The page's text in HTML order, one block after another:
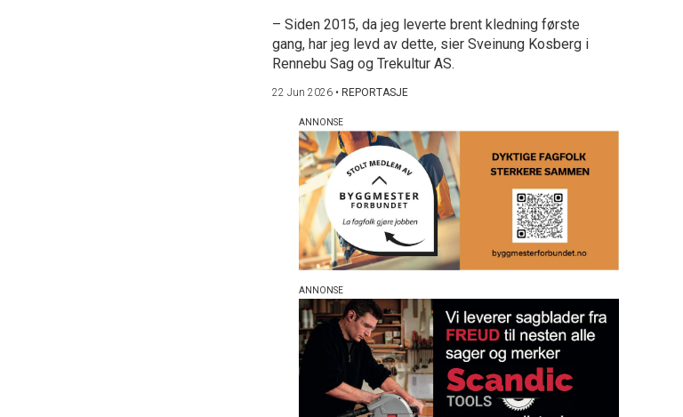
– Siden 2015, da jeg leverte brent kledning første
gang, har jeg levd av dette, sier Sveinung Kosberg i
Rennebu Sag og Trekultur AS.
22 Jun 2026 • REPORTASJE